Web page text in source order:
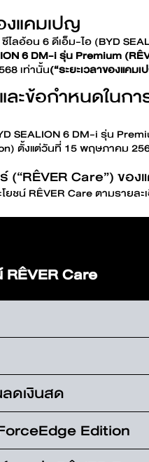
out more
7
งแคมเปญ
ลอ้อน 6 ดีเอ็ม-ไอ (BYD
6 DM-i รุ่น Premium
เท่านั้น(“ระยะเวลาของแคม
ะข้อกำหนดในก
SEALION 6 DM-i รุ่น
ตั้งแต่วันที่ 15 พฤษภาคม
(“RÊVER Care”) ขอ
ยชน์ RÊVER Care ตามรายล
Care
ดเงินสด
Edition